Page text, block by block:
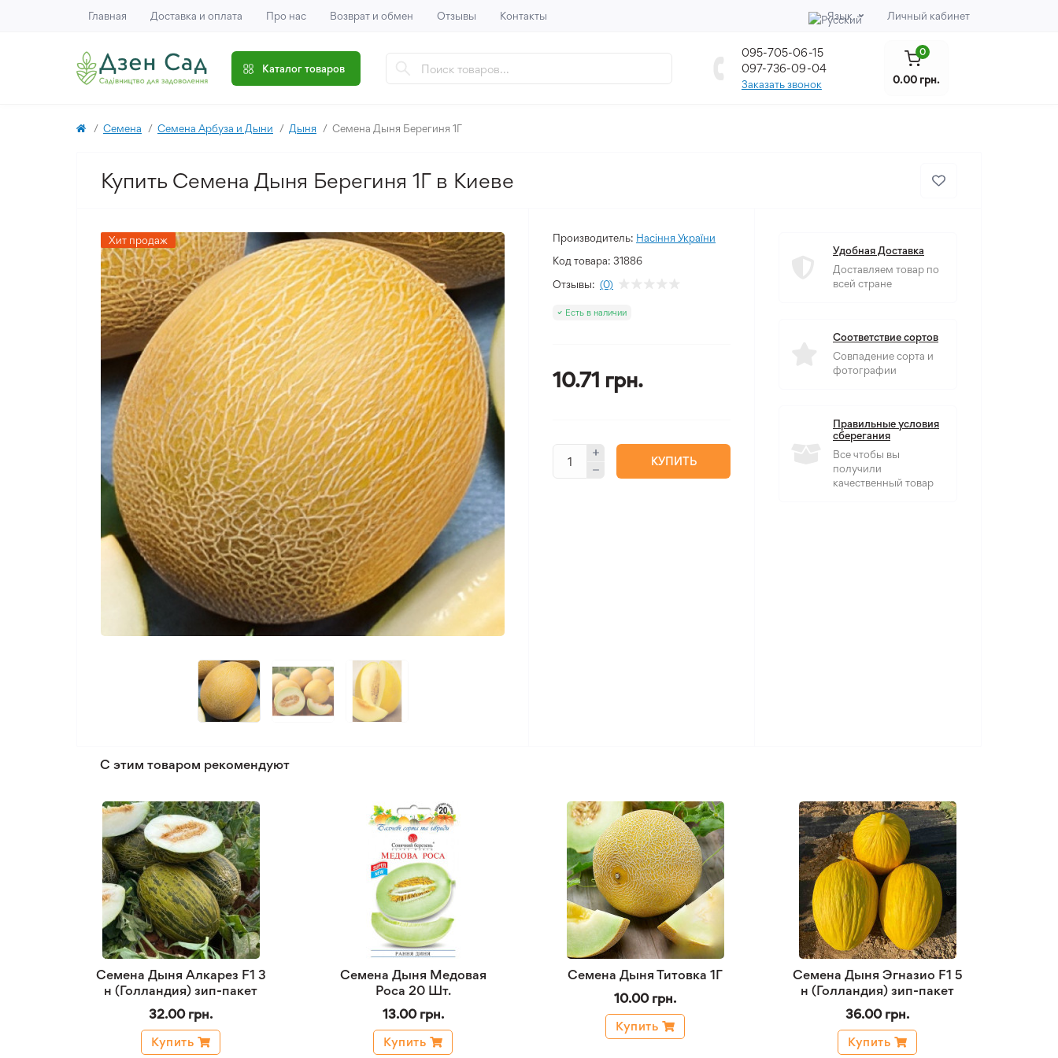
Главная Доставка и оплата Про нас Возврат и обмен Отзывы Контакты Язык Личный кабинет
Каталог товаров
095-705-06-15
097-736-09-04
Заказать звонок
0
0.00 грн.
Семена Семена Арбуза и Дыни Дыня Семена Дыня Берегиня 1Г
Купить Семена Дыня Берегиня 1Г в Киеве
Хит продаж Производитель: Насіння України
Код товара: 31886
Отзывы: (0)
Есть в наличии
10.71 грн.
КУПИТЬ
Удобная Доставка
Доставляем товар по
всей стране
Соответствие сортов
Совпадение сорта и
фотографии
Правильные условия
сберегания
Все чтобы вы
получили
качественный товар
С этим товаром рекомендуют
Семена Дыня Алкарез F1 3
н (Голландия) зип-пакет
32.00 грн.
Купить
Семена Дыня Медовая
Роса 20 Шт.
13.00 грн.
Купить
Семена Дыня Титовка 1Г
10.00 грн.
Купить
Семена Дыня Эгназио F1 5
н (Голландия) зип-пакет
36.00 грн.
Купить